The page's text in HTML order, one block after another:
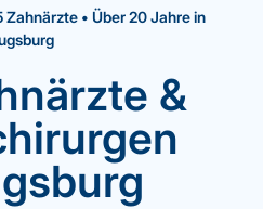
Zahnärzte • Über 20 Jahre in
&